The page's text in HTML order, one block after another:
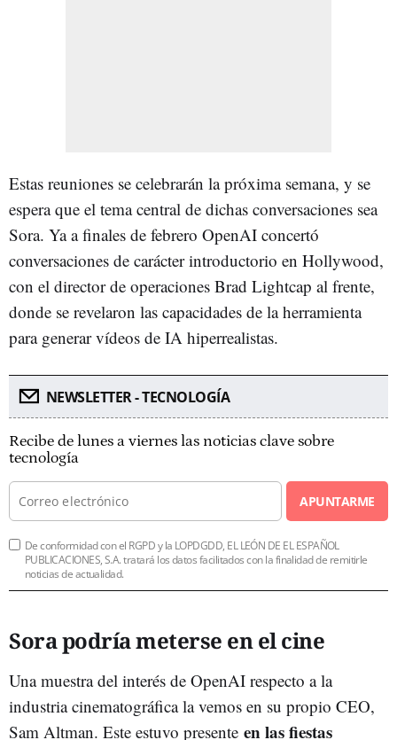
Estas reuniones se celebrarán la próxima semana, y se
espera que el tema central de dichas conversaciones sea
Sora. Ya a finales de febrero OpenAI concertó
conversaciones de carácter introductorio en Hollywood,
con el director de operaciones Brad Lightcap al frente,
donde se revelaron las capacidades de la herramienta
para generar vídeos de IA hiperrealistas.
NEWSLETTER - TECNOLOGÍA
Recibe de lunes a viernes las noticias clave sobre
tecnología
APUNTARME
De conformidad con el RGPD y la LOPDGDD, EL LEÓN DE EL ESPAÑOL
PUBLICACIONES, S.A. tratará los datos facilitados con la finalidad de remitirle
noticias de actualidad.
Sora podría meterse en el cine
Una muestra del interés de OpenAI respecto a la
industria cinematográfica la vemos en su propio CEO,
Sam Altman. Este estuvo presente en las fiestas